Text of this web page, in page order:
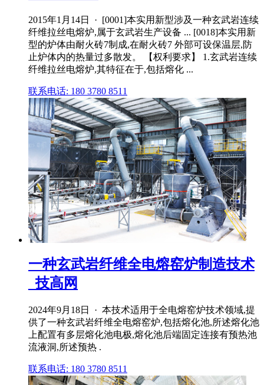
2015年1月14日 · [0001]本实用新型涉及一种玄武岩连续
纤维拉丝电熔炉,属于玄武岩生产设备 ... [0018]本实用新
型的炉体由耐火砖7制成,在耐火砖7 外部可设保温层,防
止炉体内的热量过多散发。 【权利要求】 1.玄武岩连续
纤维拉丝电熔炉,其特征在于,包括熔化 ...
联系电话: 180 3780 8511
一种玄武岩纤维全电熔窑炉制造技术
_技高网
2024年9月18日 · 本技术适用于全电熔窑炉技术领域,提
供了一种玄武岩纤维全电熔窑炉,包括熔化池,所述熔化池
上配置有多层熔化池电极,熔化池后端固定连接有预热池
流液洞,所述预热 .
联系电话: 180 3780 8511